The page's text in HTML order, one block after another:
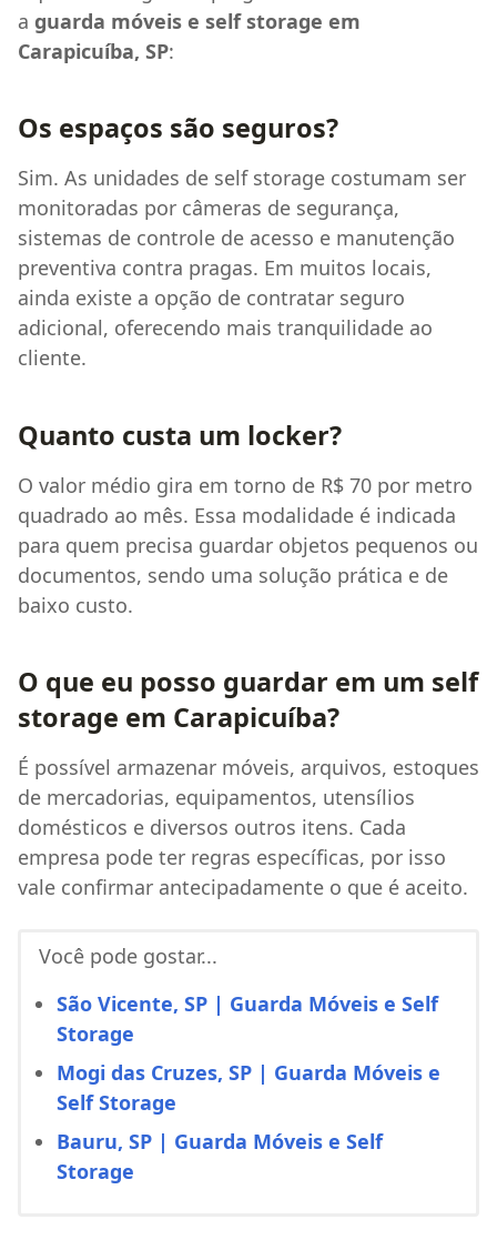
a guarda móveis e self storage em
Carapicuíba, SP:
Os espaços são seguros?
Sim. As unidades de self storage costumam ser
monitoradas por câmeras de segurança,
sistemas de controle de acesso e manutenção
preventiva contra pragas. Em muitos locais,
ainda existe a opção de contratar seguro
adicional, oferecendo mais tranquilidade ao
cliente.
Quanto custa um locker?
O valor médio gira em torno de R$ 70 por metro
quadrado ao mês. Essa modalidade é indicada
para quem precisa guardar objetos pequenos ou
documentos, sendo uma solução prática e de
baixo custo.
O que eu posso guardar em um self
storage em Carapicuíba?
É possível armazenar móveis, arquivos, estoques
de mercadorias, equipamentos, utensílios
domésticos e diversos outros itens. Cada
empresa pode ter regras específicas, por isso
vale confirmar antecipadamente o que é aceito.
Você pode gostar...
São Vicente, SP | Guarda Móveis e Self
Storage
Mogi das Cruzes, SP | Guarda Móveis e
Self Storage
Bauru, SP | Guarda Móveis e Self
Storage